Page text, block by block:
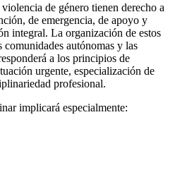
de género tienen derecho a
de emergencia, de apoyo y
integral. La organización de estos
comunidades autónomas y las
a los principios de
urgente, especialización de
profesional.
implicará especialmente: